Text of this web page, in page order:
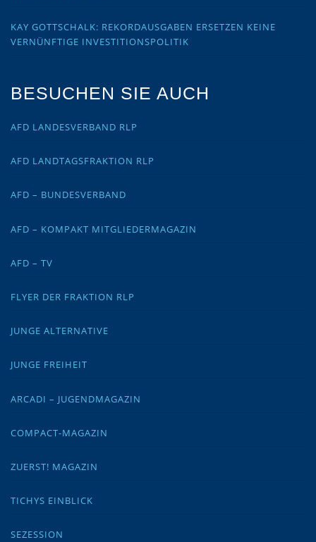
KAY GOTTSCHALK: REKORDAUSGABEN ERSETZEN KEINE
VERNÜNFTIGE INVESTITIONSPOLITIK
BESUCHEN SIE AUCH
AFD LANDESVERBAND RLP
AFD LANDTAGSFRAKTION RLP
AFD – BUNDESVERBAND
AFD – KOMPAKT MITGLIEDERMAGAZIN
AFD – TV
FLYER DER FRAKTION RLP
JUNGE ALTERNATIVE
JUNGE FREIHEIT
ARCADI – JUGENDMAGAZIN
COMPACT-MAGAZIN
ZUERST! MAGAZIN
TICHYS EINBLICK
SEZESSION